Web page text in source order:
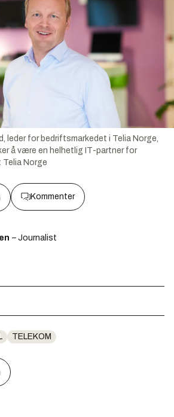
leder for bedriftsmarkedet i Telia Norge,
å være en helhetlig IT-partner for
Telia Norge
Kommenter
– Journalist
TELEKOM